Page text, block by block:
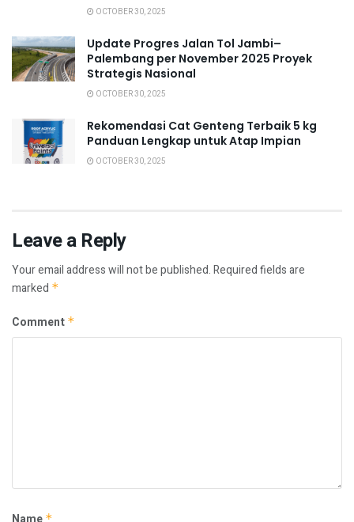
OCTOBER 30, 2025
Update Progres Jalan Tol Jambi–
Palembang per November 2025 Proyek
Strategis Nasional
OCTOBER 30, 2025
Rekomendasi Cat Genteng Terbaik 5 kg
Panduan Lengkap untuk Atap Impian
OCTOBER 30, 2025
Leave a Reply
Your email address will not be published.Required fields are
marked *
Comment *
*